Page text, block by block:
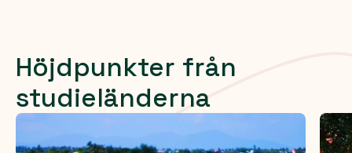
Höjdpunkter från
studieländerna